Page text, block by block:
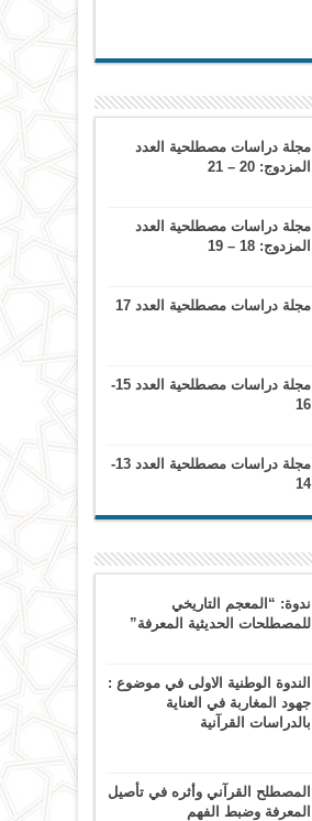
مجلة دراسات مصطلحية العدد
المزدوج: 20 – 21
مجلة دراسات مصطلحية العدد
المزدوج: 18 – 19
مجلة دراسات مصطلحية العدد 17
مجلة دراسات مصطلحية العدد 15-
16
مجلة دراسات مصطلحية العدد 13-
14
ندوة: “المعجم التاريخي
للمصطلحات الحديثية المعرفة”
الندوة الوطنية الاولى في موضوع :
جهود المغاربة في العناية
بالدراسات القرآنية
المصطلح القرآني وأثره في تأصيل
المعرفة وضبط الفهم